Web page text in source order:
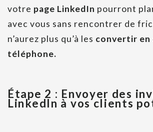
votre page LinkedIn pourront
avec vous sans rencontrer de
n’aurez plus qu’à les convertir en
téléphone.
Étape 2 : Envoyer des
LinkedIn à vos clients